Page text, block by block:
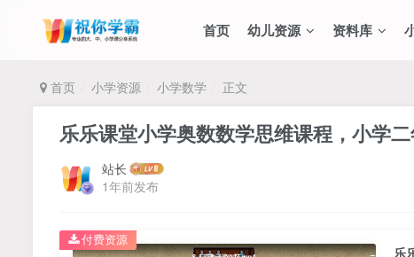
首页 幼儿资源 资料库
首页 小学资源 小学数学 正文
乐乐课堂小学奥数数学思维课程，小学
站长
1年前发布
乐
付费资源